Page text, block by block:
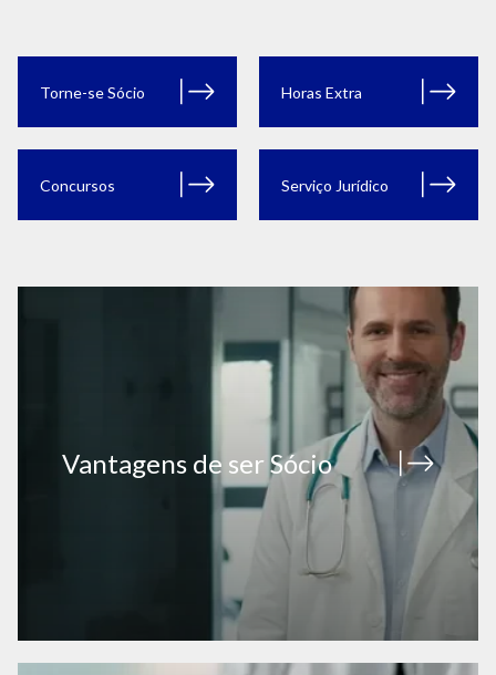
Torne-se Sócio Horas Extra
Concursos Serviço Jurídico
Vantagens de ser Sócio